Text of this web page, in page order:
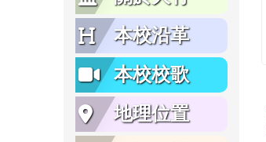
本校沿革
本校校歌
地理位置